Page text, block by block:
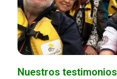
Nuestros testimonios